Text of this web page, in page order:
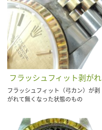
フラッシュフィット剥がれ
フラッシュフィット（弓カン）が剥
がれて無くなった状態のもの